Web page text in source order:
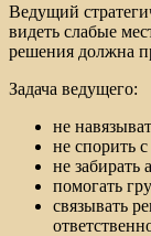
Ведущий
видеть слабые
решения должна
Задача ведущего:
не
не спорить
не забирать
помогать
связывать